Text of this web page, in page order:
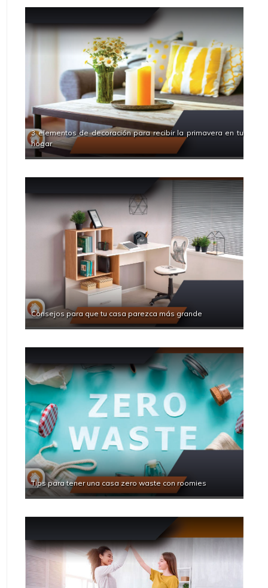
3 elementos de decoración para recibir la primavera en tu
hogar
Consejos para que tu casa parezca más grande
Tips para tener una casa zero waste con roomies